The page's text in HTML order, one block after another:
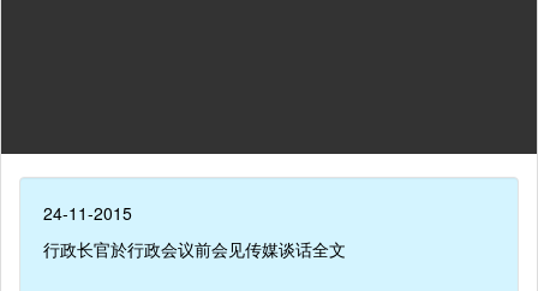
24-11-2015
行政长官於行政会议前会见传媒谈话全文